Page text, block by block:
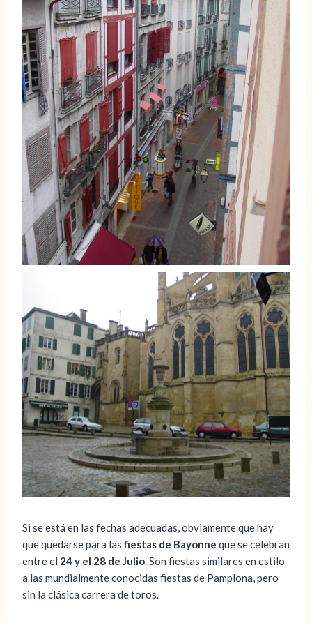
Si se está en las fechas adecuadas, obviamente que hay
que quedarse para lasfiestas de Bayonne que se celebran
entre el 24 y el 28 de Julio. Son fiestas similares en estilo
a las mundialmente conocidas fiestas de Pamplona, pero
sin la clásica carrera de toros.